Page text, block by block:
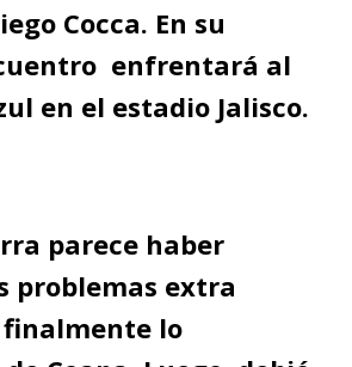
Cocca. En su
enfrentará al
en el estadio Jalisco.
parece haber
problemas extra
lo